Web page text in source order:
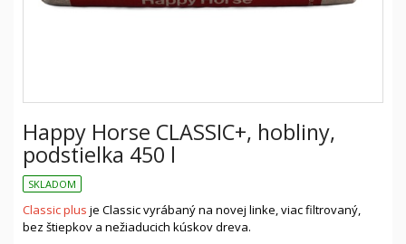
Happy Horse CLASSIC+, hobliny,
podstielka 450 l
SKLADOM
Classic plus je Classic vyrábaný na novej linke, viac filtrovaný,
bez štiepkov a nežiaducich kúskov dreva.